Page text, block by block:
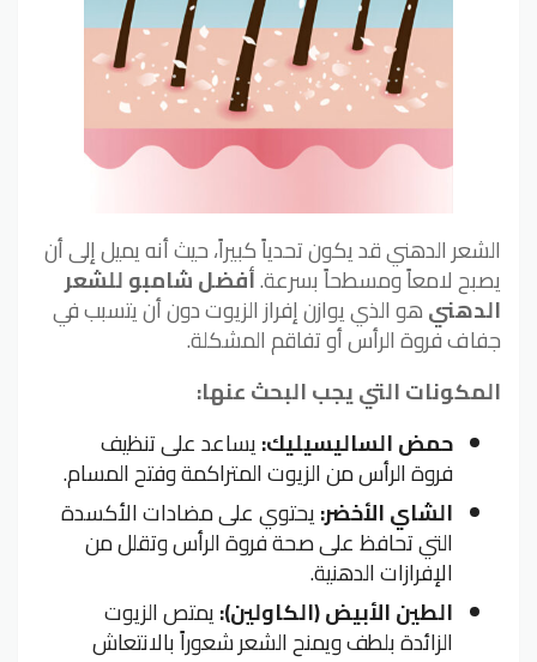
الشعر الدهني قد يكون تحدياً كبيراً، حيث أنه يميل إلى أن
يصبح لامعاً ومسطحاً بسرعة.أفضل شامبو للشعر
الدهنيهو الذي يوازن إفراز الزيوت دون أن يتسبب في
جفاف فروة الرأس أو تفاقم المشكلة.
المكونات التي يجب البحث عنها:
حمض الساليسيليك:يساعد على تنظيف
فروة الرأس من الزيوت المتراكمة وفتح المسام.
الشاي الأخضر:يحتوي على مضادات الأكسدة
التي تحافظ على صحة فروة الرأس وتقلل من
الإفرازات الدهنية.
الطين الأبيض (الكاولين):يمتص الزيوت
الزائدة بلطف ويمنح الشعر شعوراً بالانتعاش